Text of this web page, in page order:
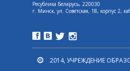
Ресублика Беларусь, 220030
г. Минск, ул. Советская, 18, корпус 2,
2014, УЧРЕЖДЕНИЕ